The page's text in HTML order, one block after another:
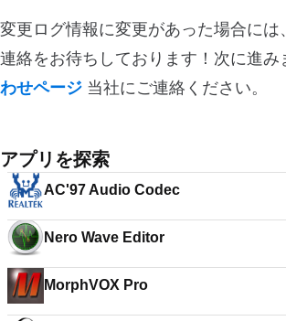
変更ログ情報に変更があった場合には
連絡をお待ちしております！次に進み
わせページ 当社にご連絡ください。
アプリを探索
AC'97 Audio Codec
Nero Wave Editor
MorphVOX Pro